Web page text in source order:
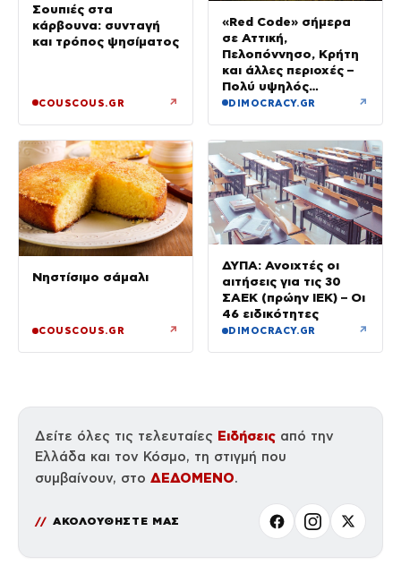
Σουπιές στα
κάρβουνα: συνταγή
και τρόπος ψησίματος
COUSCOUS.GR ↗
«Red Code» σήμερα
σε Αττική,
Πελοπόννησο, Κρήτη
και άλλες περιοχές –
Πολύ υψηλός
κίνδυνος πυρκαγιάς
DIMOCRACY.GR ↗
Νηστίσιμο σάμαλι
COUSCOUS.GR ↗
ΔΥΠΑ: Ανοιχτές οι
αιτήσεις για τις 30
ΣΑΕΚ (πρώην ΙΕΚ) – Οι
46 ειδικότητες
DIMOCRACY.GR ↗
Δείτε όλες τις τελευταίες Ειδήσεις από την
Ελλάδα και τον Κόσμο, τη στιγμή που
συμβαίνουν, στο ΔΕΔΟΜΕΝΟ.
ΑΚΟΛΟΥΘΗΣΤΕ ΜΑΣ